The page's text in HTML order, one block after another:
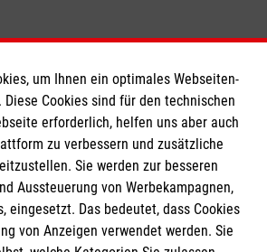
um Ihnen ein optimales Webseiten-
Diese Cookies sind für den technischen
erforderlich, helfen uns aber auch
zu verbessern und zusätzliche
Sie werden zur besseren
Aussteuerung von Werbekampagnen,
eingesetzt. Das bedeutet, dass Cookies
von Anzeigen verwendet werden. Sie